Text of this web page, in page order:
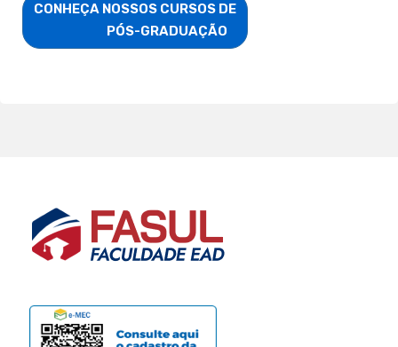
CONHEÇA NOSSOS CURSOS DE
                        PÓS-GRADUAÇÃO